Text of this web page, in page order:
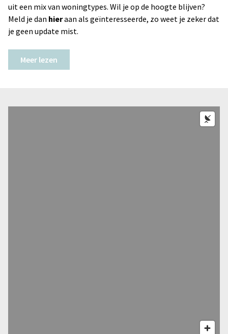
uit een mix van woningtypes. Wil je op de hoogte blijven?
Meld je dan hieraan als geïnteresseerde, zo weet je zeker dat
je geen update mist.
Meer lezen